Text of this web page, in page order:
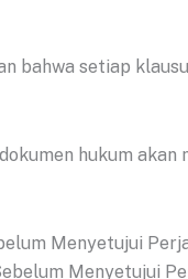
bahwa setiap
hukum
Menyetujui